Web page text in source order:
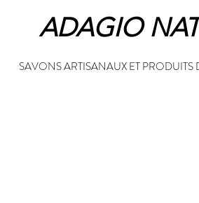
ADAGIO
SAVONS ARTISANAUX ET PRODUITS